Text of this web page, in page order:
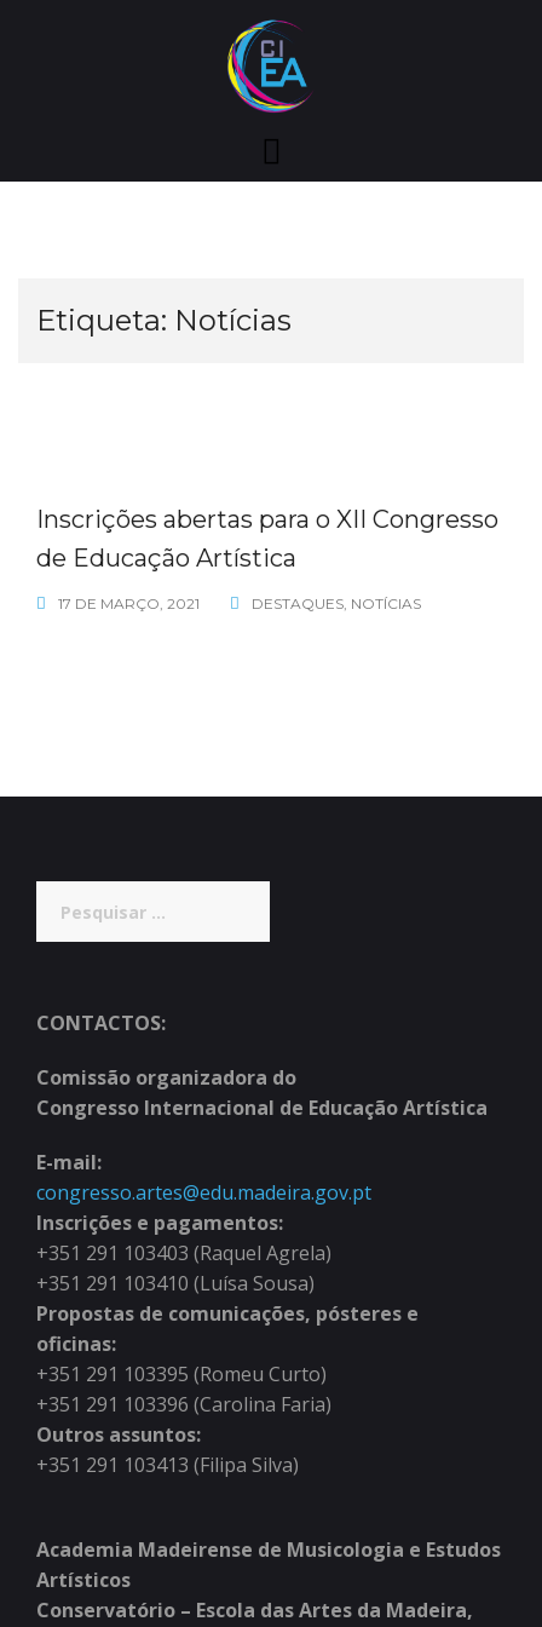
Etiqueta: Notícias
Inscrições abertas para o XII Congresso
de Educação Artística
17 DE MARÇO, 2021 DESTAQUES, NOTÍCIAS
por:
CONTACTOS:
Comissão organizadora do
Congresso Internacional de Educação Artística
E-mail:
congresso.artes@edu.madeira.gov.pt
Inscrições e pagamentos:
+351 291 103403 (Raquel Agrela)
+351 291 103410 (Luísa Sousa)
Propostas de comunicações, pósteres e
oficinas:
+351 291 103395 (Romeu Curto)
+351 291 103396 (Carolina Faria)
Outros assuntos:
+351 291 103413 (Filipa Silva)
Academia Madeirense de Musicologia e Estudos
Artísticos
Conservatório – Escola das Artes da Madeira,